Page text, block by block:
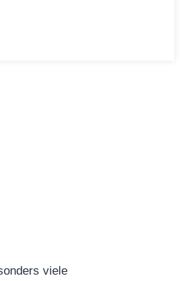
viele